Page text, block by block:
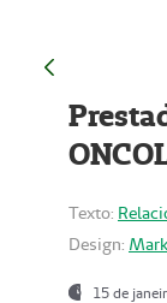
Texto:
Design:
15 de